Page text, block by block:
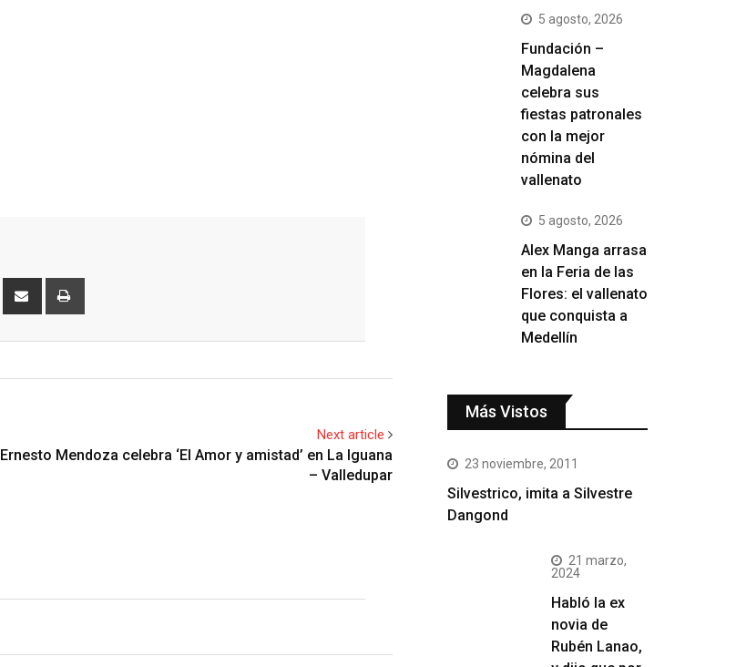
Reddit
Share
Next article
Ernesto Mendoza celebra ‘El Amor y amistad’ en La Iguana
– Valledupar
5 agosto, 2026
Fundación –
Magdalena
celebra sus
fiestas patronales
con la mejor
nómina del
vallenato
5 agosto, 2026
Alex Manga arrasa
en la Feria de las
Flores: el vallenato
que conquista a
Medellín
Más Vistos
23 noviembre, 2011
Silvestrico, imita a Silvestre
Dangond
21 marzo,
2024
Habló la ex
novia de
Rubén Lanao,